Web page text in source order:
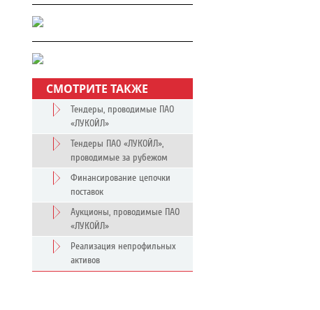
СМОТРИТЕ ТАКЖЕ
Тендеры, проводимые ПАО
«ЛУКОЙЛ»
Тендеры ПАО «ЛУКОЙЛ»,
проводимые за рубежом
Финансирование цепочки
поставок
Аукционы, проводимые ПАО
«ЛУКОЙЛ»
Реализация непрофильных
активов